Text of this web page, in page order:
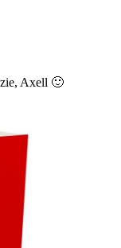
Axell 🙂